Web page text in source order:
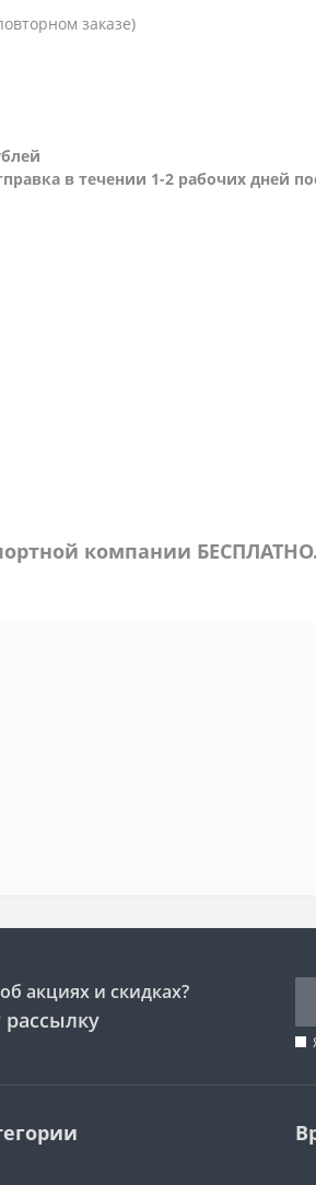
заказе)
в течении 1-2 рабочих дней
компании БЕСПЛАТНО.
акциях и скидках?